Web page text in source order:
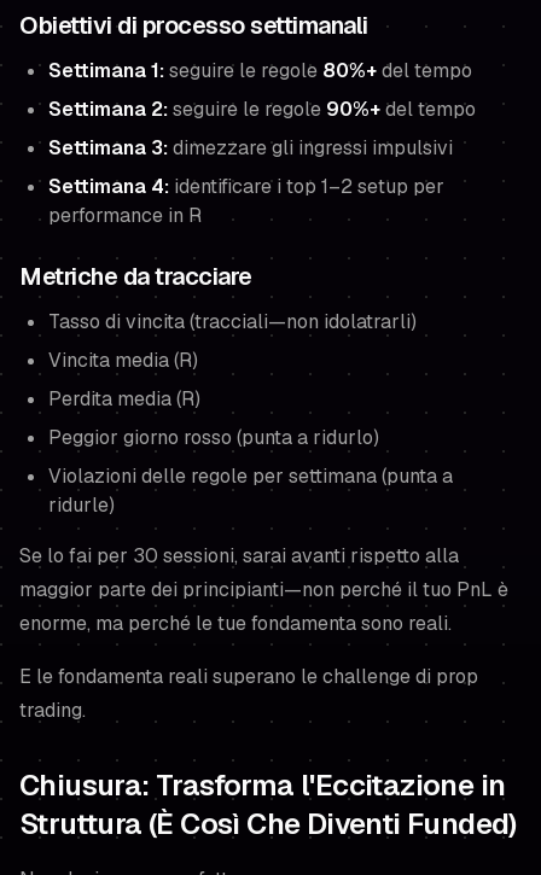
Obiettivi di processo settimanali
Settimana 1:seguire le regole 80%+del tempo
Settimana 2:seguire le regole 90%+del tempo
Settimana 3:dimezzare gli ingressi impulsivi
Settimana 4: identificare i top 1–2 setup per
performance in R
Metriche da tracciare
Tasso di vincita (tracciali—non idolatrarli)
Vincita media (R)
Perdita media (R)
Peggior giorno rosso (punta a ridurlo)
Violazioni delle regole per settimana (punta a
ridurle)
Se lo fai per 30 sessioni, sarai avanti rispetto alla
maggior parte dei principianti—non perché il tuo PnL è
enorme, ma perché le tue fondamenta sono reali.
E le fondamenta reali superano le challenge di prop
trading.
Chiusura: Trasforma l'Eccitazione in
Struttura (È Così Che Diventi Funded)